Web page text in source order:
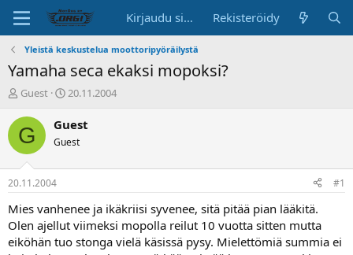
Kirjaudu sisään Rekisteröidy
Yleistä keskustelua moottoripyöräilystä
Yamaha seca ekaksi mopoksi?
K
s
k
s
t
e
l
n
a
Guest
A
o
t
p
ä
i
v
ä
20.11.2004
G Guest
Guest
20.11.2004 #1
Mies vanhenee ja ikäkriisi syvenee, sitä pitää pian lääkitä.
Olen ajellut viimeksi mopolla reilut 10 vuotta sitten mutta
eiköhän tuo stonga vielä käsissä pysy. Mielettömiä summia ei